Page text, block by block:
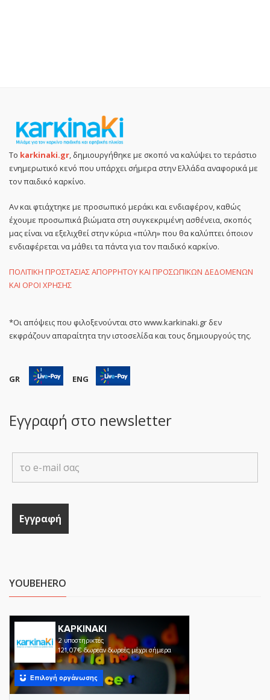
Το karkinaki.gr, δημιουργήθηκε με σκοπό να καλύψει το τεράστιο
ενημερωτικό κενό που υπάρχει σήμερα στην Ελλάδα αναφορικά με
τον παιδικό καρκίνο.
Αν και φτιάχτηκε με προσωπικό μεράκι και ενδιαφέρον, καθώς
έχουμε προσωπικά βιώματα στη συγκεκριμένη ασθένεια, σκοπός
μας είναι να εξελιχθεί στην κύρια «πύλη» που θα καλύπτει όποιον
ενδιαφέρεται να μάθει τα πάντα για τον παιδικό καρκίνο.
ΠΟΛΙΤΙΚΗ ΠΡΟΣΤΑΣΙΑΣ ΑΠΟΡΡΗΤΟΥ ΚΑΙ ΠΡΟΣΩΠΙΚΩΝ ΔΕΔΟΜΕΝΩΝ
ΚΑΙ ΟΡΟΙ ΧΡΗΣΗΣ
*Οι απόψεις που φιλοξενούνται στο www.karkinaki.gr δεν
εκφράζουν απαραίτητα την ιστοσελίδα και τους δημιουργούς της.
GR ENG
Εγγραφή στο newsletter
YOUBEHERO